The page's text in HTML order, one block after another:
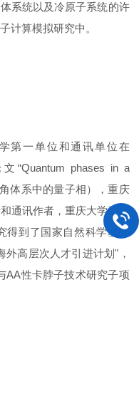
系统以及冷原子系统的许
计算模拟研究中。
第一单位和通讯单位在
“Quantum phases in a
体系中的量子相），重庆
通讯作者，重庆大学张学
得到了国家自然科学基金
外高层次人才引进计划"，
AA性卡脖子技术研究子项